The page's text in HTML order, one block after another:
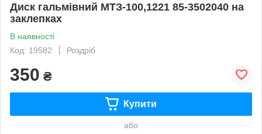
Диск гальмівний МТЗ-100,1221 85-3502040 на
заклепках
В наявності
Код: 19582
Роздріб
350 ₴
Купити
або